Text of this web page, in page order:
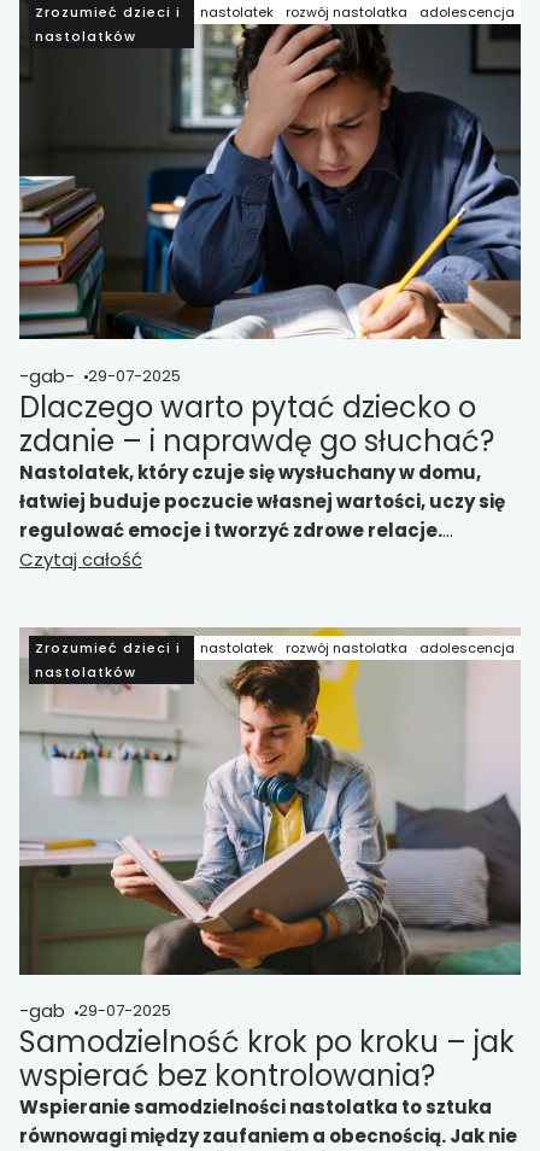
Zrozumieć dzieci i
nastolatków
nastolatek rozwój nastolatka adolescencja
-gab- 29-07-2025
Dlaczego warto pytać dziecko o
zdanie – i naprawdę go słuchać?
Nastolatek, który czuje się wysłuchany w domu,
łatwiej buduje poczucie własnej wartości, uczy się
regulować emocje i tworzyć zdrowe relacje.
Badania L. Steinberga pokazują, że otwarta
Czytaj całość
Zrozumieć dzieci i
nastolatków
nastolatek rozwój nastolatka adolescencja
-gab 29-07-2025
Samodzielność krok po kroku – jak
wspierać bez kontrolowania?
Wspieranie samodzielności nastolatka to sztuka
równowagi między zaufaniem a obecnością. Jak nie